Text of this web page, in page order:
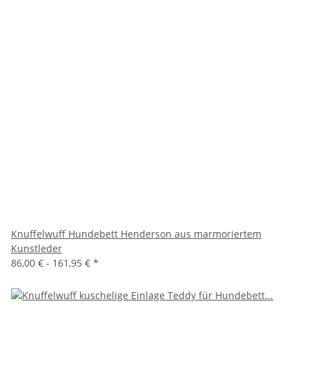
Knuffelwuff Hundebett Henderson aus marmoriertem
Kunstleder
86,00 € - 161,95 € *